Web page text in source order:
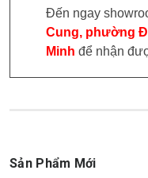
Đến ngay
Cung, phường
Minh để nhận
Sản Phẩm Mới